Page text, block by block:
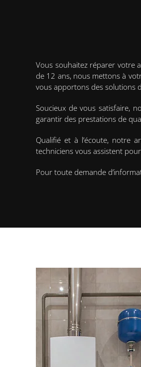
Vous souhaitez réparer votre
de 12 ans, nous mettons à
vous apportons des solutions
Soucieux de vous satisfaire,
garantir des prestations de
Qualifié et à l’écoute, notre
techniciens vous assistent
Pour toute demande